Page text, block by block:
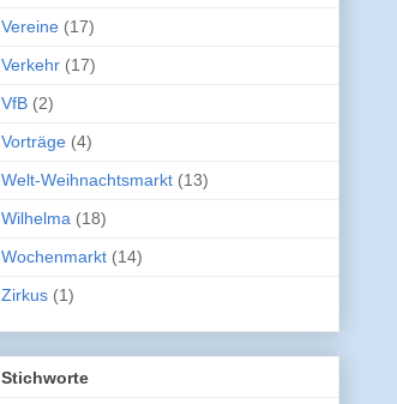
Vereine (17)
Verkehr (17)
VfB (2)
Vorträge (4)
Welt-Weihnachtsmarkt (13)
Wilhelma (18)
Wochenmarkt (14)
Zirkus (1)
Stichworte